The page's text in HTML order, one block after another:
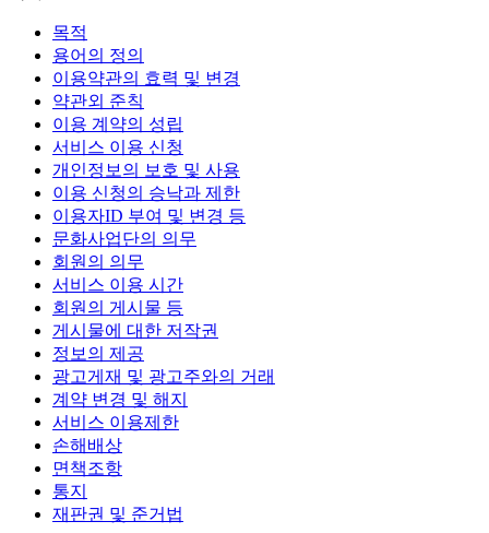
목적
용어의 정의
이용약관의 효력 및 변경
약관외 준칙
이용 계약의 성립
서비스 이용 신청
개인정보의 보호 및 사용
이용 신청의 승낙과 제한
이용자ID 부여 및 변경 등
문화사업단의 의무
회원의 의무
서비스 이용 시간
회원의 게시물 등
게시물에 대한 저작권
정보의 제공
광고게재 및 광고주와의 거래
계약 변경 및 해지
서비스 이용제한
손해배상
면책조항
통지
재판권 및 준거법